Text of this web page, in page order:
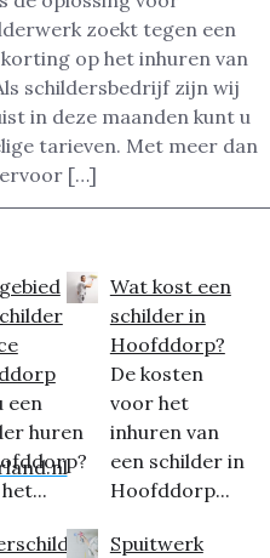
zoekt tegen een
op het inhuren van
schildersbedrijf zijn wij
in deze maanden kunt u
tarieven. Met meer dan
[…]
een
huren
Wat kost een
schilder in
Hoofddorp?
De kosten
voor het
inhuren van
een schilder in
Hoofddorp...
Spuitwerk